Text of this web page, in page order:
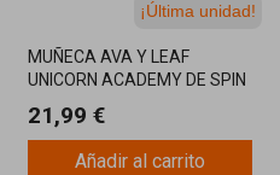
¡Última unidad!
MUÑECA AVA Y LEAF
UNICORN ACADEMY DE SPIN
AVENTURAS CON EL
21,99 €
Añadir al carrito